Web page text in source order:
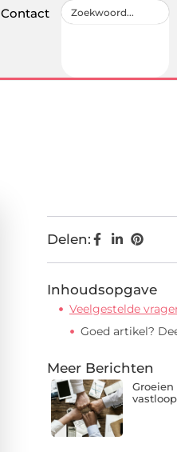
Contact
Delen:
Inhoudsopgave
Veelgestelde
Goed artikel?
Meer Berichten